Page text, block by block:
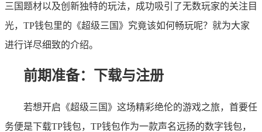
三国题材以及创新独特的玩法，成功吸引了无数玩家的关注目
光，TP钱包里的《超级三国》究竟该如何畅玩呢？就为大家
进行详尽细致的介绍。
前期准备：下载与注册
若想开启《超级三国》这场精彩绝伦的游戏之旅，首要任
务便是下载TP钱包，TP钱包作为一款声名远扬的数字钱包，